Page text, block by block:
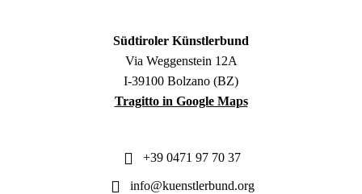
Südtiroler Künstlerbund
Via Weggenstein 12A
I-39100 Bolzano (BZ)
Tragitto in Google Maps
+39 0471 97 70 37
info@kuenstlerbund.org